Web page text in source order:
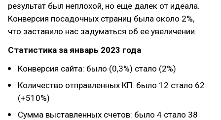
результат был неплохой, но еще далек от идеала.
Конверсия посадочных страниц была около 2%,
что заставило нас задуматься об ее увеличении.
Статистика за январь 2023 года
Конверсия сайта: было (0,3%) стало (2%)
Количество отправленных КП: было 12 стало 62
(+510%)
Сумма выставленных счетов: было 4 стало 38